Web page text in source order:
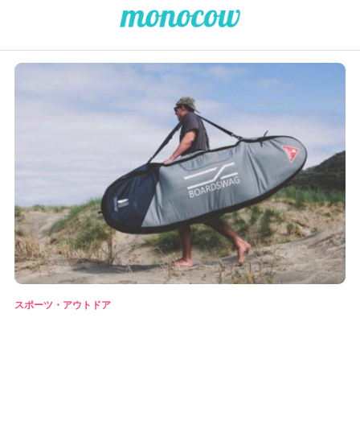
スポーツ・アウトドア